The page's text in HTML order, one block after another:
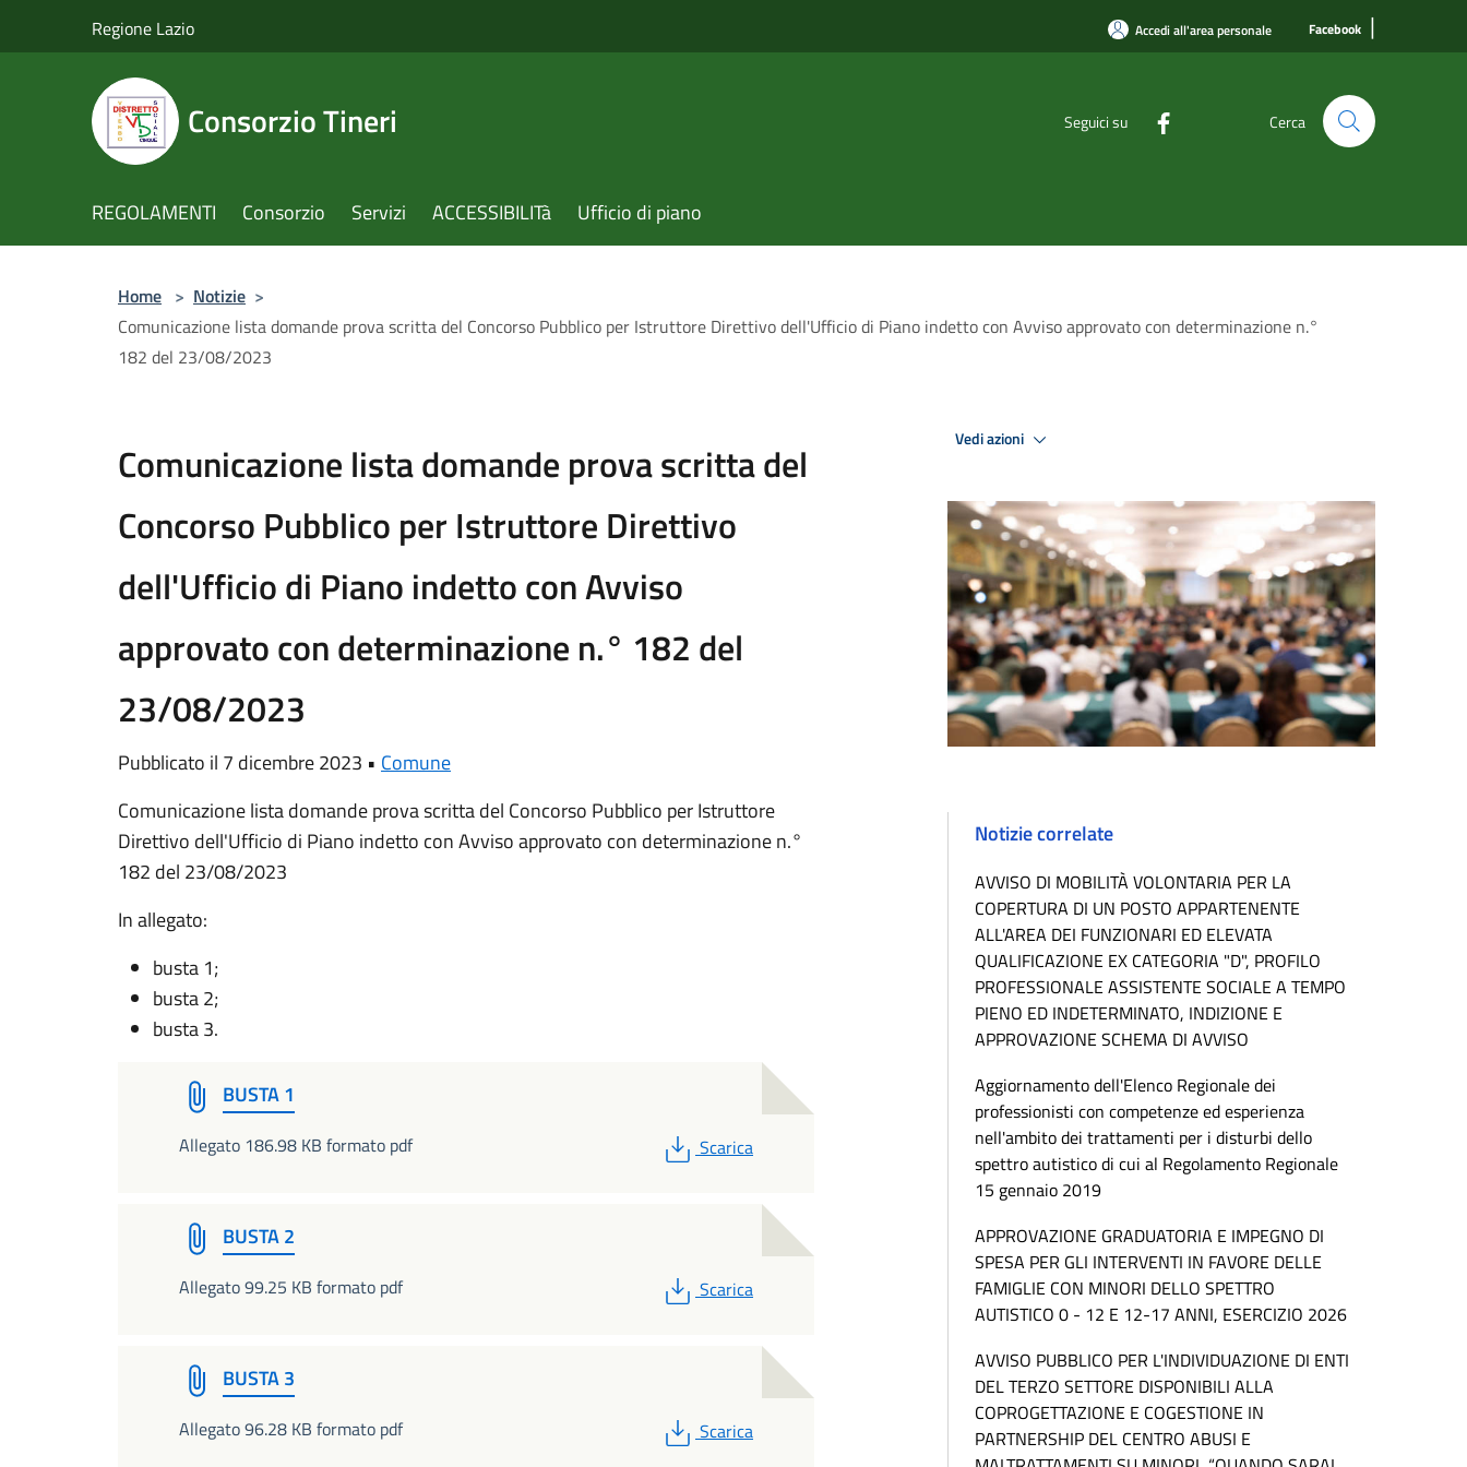
Regione Lazio Accedi all'area personale Facebook |
Consorzio Tineri Seguici su Cerca
REGOLAMENTI Consorzio Servizi ACCESSIBILITà Ufficio di piano
Home > Notizie >
Comunicazione lista domande prova scritta del Concorso Pubblico per Istruttore Direttivo dell'Ufficio di Piano indetto con Avviso approvato con determinazione n.°
182 del 23/08/2023
Comunicazione lista domande prova scritta del
Concorso Pubblico per Istruttore Direttivo
dell'Ufficio di Piano indetto con Avviso
approvato con determinazione n.° 182 del
23/08/2023
Pubblicato il 7 dicembre 2023 • Comune
Comunicazione lista domande prova scritta del Concorso Pubblico per Istruttore
Direttivo dell'Ufficio di Piano indetto con Avviso approvato con determinazione n.°
182 del 23/08/2023
In allegato:
busta 1;
busta 2;
busta 3.
BUSTA 1
Allegato 186.98 KB formato pdf PDF
Scarica
BUSTA 2
Allegato 99.25 KB formato pdf PDF
Scarica
BUSTA 3
Allegato 96.28 KB formato pdf PDF
Scarica
Vedi azioni
Notizie correlate
AVVISO DI MOBILITÀ VOLONTARIA PER LA
COPERTURA DI UN POSTO APPARTENENTE
ALL'AREA DEI FUNZIONARI ED ELEVATA
QUALIFICAZIONE EX CATEGORIA "D", PROFILO
PROFESSIONALE ASSISTENTE SOCIALE A TEMPO
PIENO ED INDETERMINATO, INDIZIONE E
APPROVAZIONE SCHEMA DI AVVISO
Aggiornamento dell'Elenco Regionale dei
professionisti con competenze ed esperienza
nell'ambito dei trattamenti per i disturbi dello
spettro autistico di cui al Regolamento Regionale
15 gennaio 2019
APPROVAZIONE GRADUATORIA E IMPEGNO DI
SPESA PER GLI INTERVENTI IN FAVORE DELLE
FAMIGLIE CON MINORI DELLO SPETTRO
AUTISTICO 0 - 12 E 12-17 ANNI, ESERCIZIO 2026
AVVISO PUBBLICO PER L'INDIVIDUAZIONE DI ENTI
DEL TERZO SETTORE DISPONIBILI ALLA
COPROGETTAZIONE E COGESTIONE IN
PARTNERSHIP DEL CENTRO ABUSI E